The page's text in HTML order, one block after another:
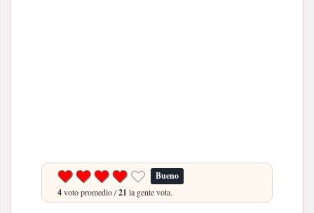
Bueno
4voto promedio /21 la gente vota.